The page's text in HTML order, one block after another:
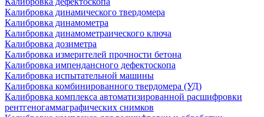
Калибровка динамического твердомера
Калибровка динамометра
Калибровка динамометраического ключа
Калибровка дозиметра
Калибровка измерителей прочности бетона
Калибровка импендансного дефектоскопа
Калибровка испытательной машины
Калибровка комбинированного твердомера (УД)
Калибровка комплекса автоматизированной расшифровки
рентгеногаммаграфических снимков